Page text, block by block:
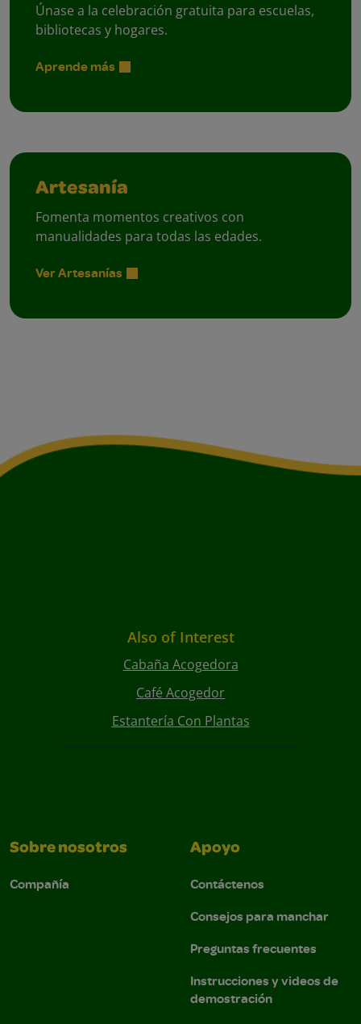
Únase a la celebración gratuita para escuelas,
bibliotecas y hogares.
Aprende más
Artesanía
Fomenta momentos creativos con
manualidades para todas las edades.
Ver Artesanías
Also of Interest
Cabaña Acogedora
Café Acogedor
Estantería Con Plantas
Sobre nosotros
Compañía
Apoyo
Contáctenos
Consejos para manchar
Preguntas frecuentes
Instrucciones y videos de
demostración